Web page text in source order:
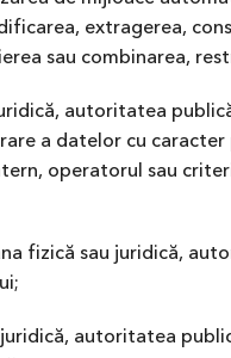
extragerea,
sau combinarea,
autoritatea
a datelor cu
operatorul sau
fizică sau juridică,
autoritatea